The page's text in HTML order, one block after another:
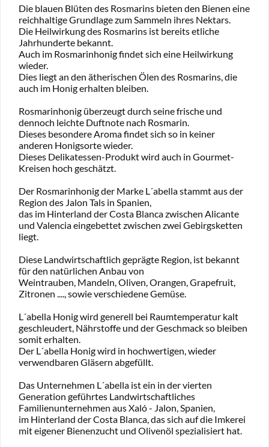
Die blauen Blüten des Rosmarins bieten den Bienen eine
reichhaltige Grundlage zum Sammeln ihres Nektars.
Die Heilwirkung des Rosmarins ist bereits etliche
Jahrhunderte bekannt.
Auch im Rosmarinhonig findet sich eine Heilwirkung
wieder.
Dies liegt an den ätherischen Ölen des Rosmarins, die
auch im Honig erhalten bleiben.
Rosmarinhonig überzeugt durch seine frische und
dennoch leichte Duftnote nach Rosmarin.
Dieses besondere Aroma findet sich so in keiner
anderen Honigsorte wieder.
Dieses Delikatessen-Produkt wird auch in Gourmet-
Kreisen hoch geschätzt.
Der Rosmarinhonig der Marke L´abella stammt aus der
Region des Jalon Tals in Spanien,
das im Hinterland der Costa Blanca zwischen Alicante
und Valencia eingebettet zwischen zwei Gebirgsketten
liegt.
Diese Landwirtschaftlich geprägte Region, ist bekannt
für den natürlichen Anbau von
Weintrauben, Mandeln, Oliven, Orangen, Grapefruit,
Zitronen ...., sowie verschiedene Gemüse.
L´abella Honig wird generell bei Raumtemperatur kalt
geschleudert, Nährstoffe und der Geschmack so bleiben
somit erhalten.
Der L´abella Honig wird in hochwertigen, wieder
verwendbaren Gläsern abgefüllt.
Das Unternehmen L´abella ist ein in der vierten
Generation geführtes Landwirtschaftliches
Familienunternehmen aus Xaló - Jalon, Spanien,
im Hinterland der Costa Blanca, das sich auf die Imkerei
mit eigener Bienenzucht und Olivenöl spezialisiert hat.